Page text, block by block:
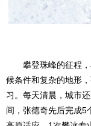
攀登珠峰的征程，
候条件和复杂的地形
习。每天清晨，城市
间，张德奇先后完成5